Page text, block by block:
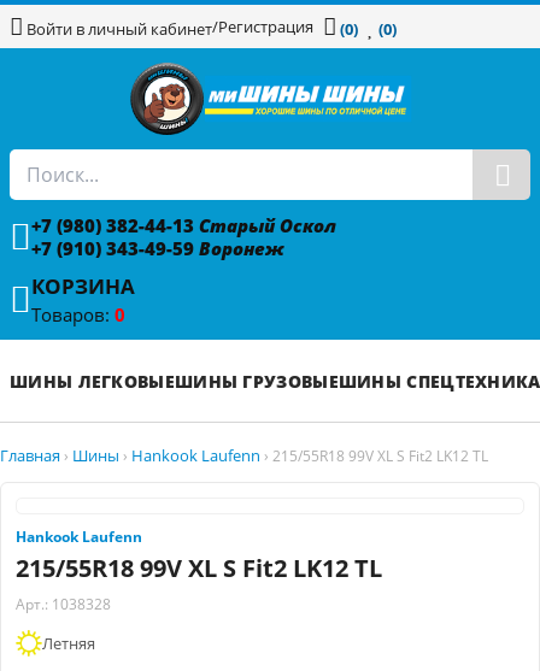
Войти в личный кабинет/Регистрация (0) (0)
+7 (980) 382-44-13 Старый Оскол
+7 (910) 343-49-59 Воронеж
КОРЗИНА
Товаров: 0
ШИНЫ ЛЕГКОВЫЕШИНЫ ГРУЗОВЫЕШИНЫ СПЕЦТЕХНИКА
Главная › Шины › Hankook Laufenn › 215/55R18 99V XL S Fit2 LK12 TL
Hankook Laufenn
215/55R18 99V XL S Fit2 LK12 TL
Арт.: 1038328
Летняя